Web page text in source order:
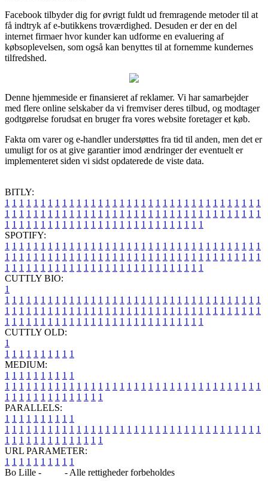
Facebook tilbyder dig for øvrigt fuldt ud fremragende metoder til at
få indtryk af e-butikkens troværdighed. Desuden er der en del
internet firmaer hvor kunder kan udforme en evaluering af
købsoplevelsen, som også kan benyttes til at fornemme kundernes
tilfredshed.
Denne hjemmeside er finansieret af reklamer. Vi har samarbejder
med flere online selskaber da vi fremviser deres tilbud, og modtager
godtgørelse forudsat en bruger fra vores website foretager et køb.
Fakta om varer og e-handler understøttes fra tid til anden, men det er
umuligt for os at give garantier imod ændringer der eventuelt er
implementeret siden vi sidst opdaterede de viste data.
BITLY:
1 1 1 1 1 1 1 1 1 1 1 1 1 1 1 1 1 1 1 1 1 1 1 1 1 1 1 1 1 1 1 1 1 1 1 1
1 1 1 1 1 1 1 1 1 1 1 1 1 1 1 1 1 1 1 1 1 1 1 1 1 1 1 1 1 1 1 1 1 1 1 1
1 1 1 1 1 1 1 1 1 1 1 1 1 1 1 1 1 1 1 1 1 1 1 1 1 1 1 1
SPOTIFY:
1 1 1 1 1 1 1 1 1 1 1 1 1 1 1 1 1 1 1 1 1 1 1 1 1 1 1 1 1 1 1 1 1 1 1 1
1 1 1 1 1 1 1 1 1 1 1 1 1 1 1 1 1 1 1 1 1 1 1 1 1 1 1 1 1 1 1 1 1 1 1 1
1 1 1 1 1 1 1 1 1 1 1 1 1 1 1 1 1 1 1 1 1 1 1 1 1 1 1 1
CUTTLY BIO:
1
1 1 1 1 1 1 1 1 1 1 1 1 1 1 1 1 1 1 1 1 1 1 1 1 1 1 1 1 1 1 1 1 1 1 1 1
1 1 1 1 1 1 1 1 1 1 1 1 1 1 1 1 1 1 1 1 1 1 1 1 1 1 1 1 1 1 1 1 1 1 1 1
1 1 1 1 1 1 1 1 1 1 1 1 1 1 1 1 1 1 1 1 1 1 1 1 1 1 1 1
CUTTLY OLD:
1
1 1 1 1 1 1 1 1 1 1
MEDIUM:
1 1 1 1 1 1 1 1 1 1
1 1 1 1 1 1 1 1 1 1 1 1 1 1 1 1 1 1 1 1 1 1 1 1 1 1 1 1 1 1 1 1 1 1 1 1
1 1 1 1 1 1 1 1 1 1 1 1 1 1
PARALLELS:
1 1 1 1 1 1 1 1 1 1
1 1 1 1 1 1 1 1 1 1 1 1 1 1 1 1 1 1 1 1 1 1 1 1 1 1 1 1 1 1 1 1 1 1 1 1
1 1 1 1 1 1 1 1 1 1 1 1 1 1
URL PARAMETER:
1 1 1 1 1 1 1 1 1 1
Bo Lille -
- Alle rettigheder forbeholdes